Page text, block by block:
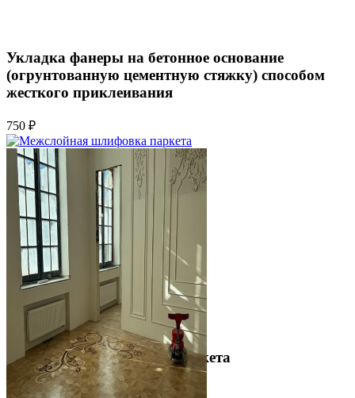
Укладка фанеры на бетонное основание
(огрунтованную цементную стяжку) способом
жесткого приклеивания
750 ₽
Межслойная шлифовка паркета
1 200 ₽